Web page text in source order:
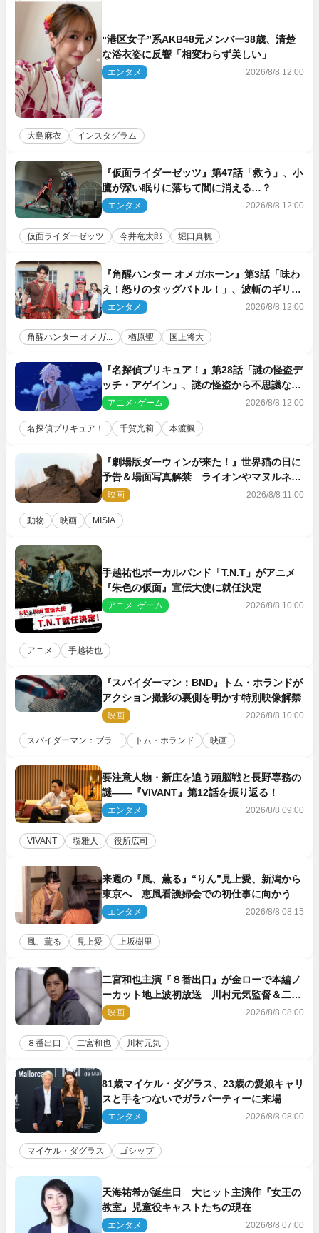
“港区女子”系AKB48元メンバー38歳、清楚
な浴衣姿に反響「相変わらず美しい」
エンタメ 2026/8/8 12:00
大島麻衣 インスタグラム
『仮面ライダーゼッツ』第47話「救う」、小
鷹が深い眠りに落ちて闇に消える…？
エンタメ 2026/8/8 12:00
仮面ライダーゼッツ 今井竜太郎 堀口真帆
『角醒ハンター オメガホーン』第3話「味わ
え！怒りのタッグバトル！」、波斬のギリコ
がハンターバトルを挑んできた！
エンタメ 2026/8/8 12:00
角醒ハンター オメガ... 楢原聖 国上将大
『名探偵プリキュア！』第28話「謎の怪盗デ
ッチ・アゲイン」、謎の怪盗から不思議な予
告状が届く
アニメ･ゲーム 2026/8/8 12:00
名探偵プリキュア！ 千賀光莉 本渡楓
『劇場版ダーウィンが来た！』世界猫の日に
予告＆場面写真解禁 ライオンやマヌルネコ
の赤ちゃんが大集合
映画 2026/8/8 11:00
動物 映画 MISIA
手越祐也ボーカルバンド「T.N.T」がアニメ
『朱色の仮面』宣伝大使に就任決定
アニメ･ゲーム 2026/8/8 10:00
アニメ 手越祐也
『スパイダーマン：BND』トム・ホランドが
アクション撮影の裏側を明かす特別映像解禁
映画 2026/8/8 10:00
スパイダーマン：ブラ... トム・ホランド 映画
要注意人物・新庄を追う頭脳戦と長野専務の
謎――『VIVANT』第12話を振り返る！
エンタメ 2026/8/8 09:00
VIVANT 堺雅人 役所広司
来週の『風、薫る』“りん”見上愛、新潟から
東京へ 恵風看護婦会での初仕事に向かう
エンタメ 2026/8/8 08:15
風、薫る 見上愛 上坂樹里
二宮和也主演『８番出口』が金ローで本編ノ
ーカット地上波初放送 川村元気監督＆二宮
コメント到着
映画 2026/8/8 08:00
８番出口 二宮和也 川村元気
81歳マイケル・ダグラス、23歳の愛娘キャリ
スと手をつないでガラパーティーに来場
エンタメ 2026/8/8 08:00
マイケル・ダグラス ゴシップ
天海祐希が誕生日 大ヒット主演作『女王の
教室』児童役キャストたちの現在
エンタメ 2026/8/8 07:00